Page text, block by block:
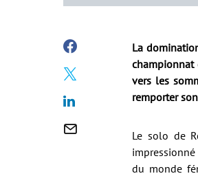
La
championnat
vers les
remporter
Le solo de
du monde